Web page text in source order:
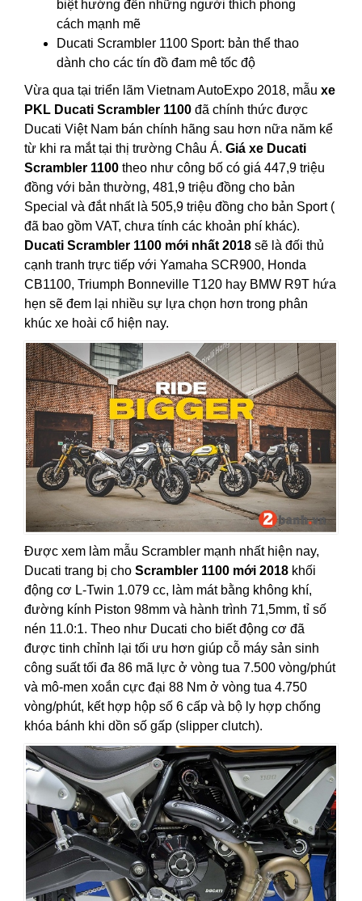
biệt hướng đến những người thích phong
cách mạnh mẽ
Ducati Scrambler 1100 Sport: bản thể thao
dành cho các tín đồ đam mê tốc độ
Vừa qua tại triển lãm Vietnam AutoExpo 2018, mẫu xe
PKL Ducati Scrambler 1100 đã chính thức được
Ducati Việt Nam bán chính hãng sau hơn nữa năm kể
từ khi ra mắt tại thị trường Châu Á. Giá xe Ducati
Scrambler 1100 theo như công bố có giá 447,9 triệu
đồng với bản thường, 481,9 triệu đồng cho bản
Special và đắt nhất là 505,9 triệu đồng cho bản Sport (
đã bao gồm VAT, chưa tính các khoản phí khác).
Ducati Scrambler 1100 mới nhất 2018 sẽ là đối thủ
cạnh tranh trực tiếp với Yamaha SCR900, Honda
CB1100, Triumph Bonneville T120 hay BMW R9T hứa
hẹn sẽ đem lại nhiều sự lựa chọn hơn trong phân
khúc xe hoài cổ hiện nay.
Được xem làm mẫu Scrambler mạnh nhất hiện nay,
Ducati trang bị cho Scrambler 1100 mới 2018 khối
động cơ L-Twin 1.079 cc, làm mát bằng không khí,
đường kính Piston 98mm và hành trình 71,5mm, tỉ số
nén 11.0:1. Theo như Ducati cho biết động cơ đã
được tinh chỉnh lại tối ưu hơn giúp cỗ máy sản sinh
công suất tối đa 86 mã lực ở vòng tua 7.500 vòng/phút
và mô-men xoắn cực đại 88 Nm ở vòng tua 4.750
vòng/phút, kết hợp hộp số 6 cấp và bộ ly hợp chống
khóa bánh khi dồn số gấp (slipper clutch).